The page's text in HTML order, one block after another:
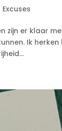
zijn er klaar
Ik